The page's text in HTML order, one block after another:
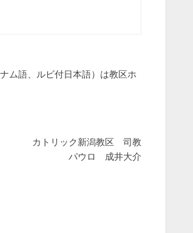
ム語、ルビ付日本語）は教区ホ
カトリック新潟教区 司教
パウロ 成井大介